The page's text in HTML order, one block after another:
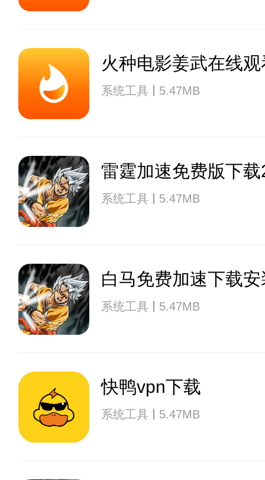
火种电影姜武在线观
系统工具 5.47MB
雷霆加速免费版下
系统工具 5.47MB
白马免费加速下载安
系统工具 5.47MB
快鸭vpn下载
系统工具 5.47MB